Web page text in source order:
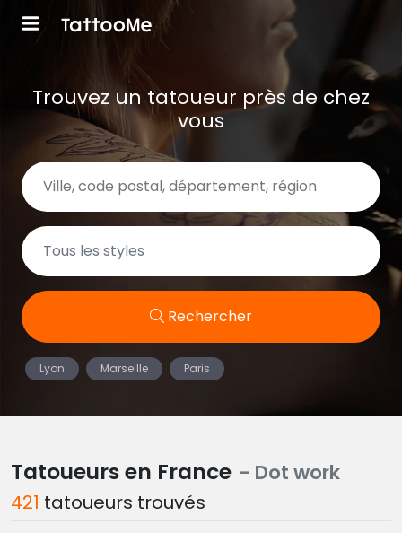
Trouvez un tatoueur près de chez
vous
Rechercher
Lyon Marseille Paris
Tatoueurs en France - Dot work
421 tatoueurs trouvés